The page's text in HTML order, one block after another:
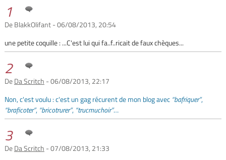
1
De BlakkOlifant - 06/08/2013, 20:54
une petite coquille : ...C'est lui qui fa..f..ricait de faux chèques...
2
DeDa Scritch - 06/08/2013, 22:17
Non, c'est voulu : c'est un gag récurent de mon blog avec bafriquer ,
braficoter , bricotrurer , trucmuchoir …
3
DeDa Scritch - 07/08/2013, 21:33